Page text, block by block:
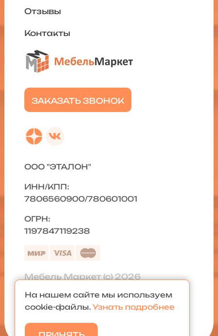
ЗАКАЗАТЬ ЗВОНОК
Отзывы
Контакты
ООО "ЭТАЛОН"
ИНН/КПП:
7806560900/780601001
ОГРН:
1197847119238
Мебель Маркет (с) 2026
Политика конфиденциальности
Карта сайта
На нашем сайте мы используем
cookie-файлы. Узнать подробнее